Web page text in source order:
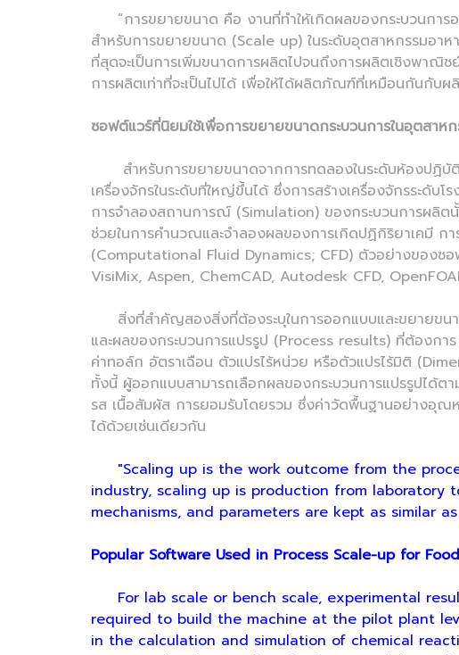
“การขยายขนาด คือ งานที่ทำให้เกิดผลของกระบวนการอ
สำหรับการขยายขนาด (Scale up) ในระดับอุตสาหกรรมอ
ที่สุดจะเป็นการเพิ่มขนาดการผลิตไปจนถึงการผลิตเชิงพาณิ
การผลิตเท่าที่จะเป็นไปได้ เพื่อให้ได้ผลิตภัณฑ์ที่เหมือนกันกั
ซอฟต์แวร์ที่นิยมใช้เพื่อการขยายขนาดกระบวนการในอุตสาหก
สำหรับการขยายขนาดจากการทดลองในระดับห้องปฏิบัติ
เครื่องจักรในระดับที่ใหญ่ขึ้นได้ ซึ่งการสร้างเครื่องจักรระ
การจำลองสถานการณ์ (Simulation) ของกระบวนการผลิต
ช่วยในการคำนวณและจำลองผลของการเกิดปฏิกิริยาเคมี
(Computational Fluid Dynamics; CFD) ตัวอย่างของซอ
VisiMix, Aspen, ChemCAD, Autodesk CFD,
สิ่งที่สำคัญสองสิ่งที่ต้องระบุในการออกแบบและขยายขนา
และผลของกระบวนการแปรรูป (Process results) ที่ต้องก
ค่าทอล์ก อัตราเฉือน ตัวแปรไร้หน่วย หรือตัวแปรไร้มิติ
ทั้งนี้ ผู้ออกแบบสามารถเลือกผลของกระบวนการแปรรูปได้ต
รส เนื้อสัมผัส การยอมรับโดยรวม ซึ่งค่าวัดพื้นฐานอย่างอุณ
ได้ด้วยเช่นเดียวกัน
"Scaling up is the work outcome from the
industry, scaling up is production from
mechanisms, and parameters are kept as similar
Popular Software Used in Process Scale-up for
For lab scale or bench scale, experimental
required to build the machine at the pilot plant
in the calculation and simulation of chemical